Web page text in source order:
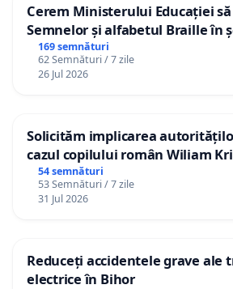
Cerem Ministerului Educației
Semnelor și alfabetul Braille în
Republica Moldova!
169 semnături
62 Semnături / 7 zile
26 Jul 2026
Solicităm implicarea
cazul copilului român Wiliam
Gheorghe, aflat în plasament în
12 ani
54 semnături
53 Semnături / 7 zile
31 Jul 2026
Reduceți accidentele grave ale
electrice în Bihor